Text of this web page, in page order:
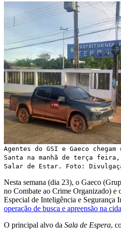
Agentes do GSI e Gaeco
Santa na manhã de terça feira,
Salar de Estar. Foto:
Nesta semana (dia 23), o Gaeco
no Combate ao Crime Organizado) e
Especial de Inteligência e Segurança
operação de busca e apreensão na
O principal alvo da Sala de Espera,